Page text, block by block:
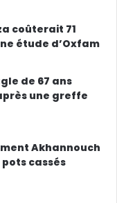
coûterait 71
étude d’Oxfam
de 67 ans
une greffe
Akhannouch
cassés